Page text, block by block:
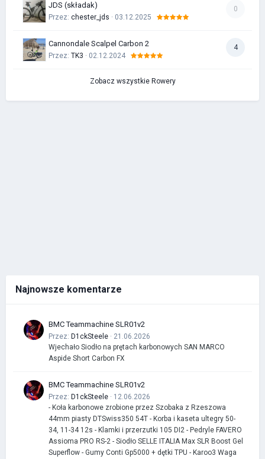
0
JDS (składak)
Przez: chester_jds · 03.12.2025
4
Cannondale Scalpel Carbon 2
Przez: TK3 · 02.12.2024
Zobacz wszystkie Rowery
Najnowsze komentarze
BMC Teammachine SLR01v2
Przez: D1ckSteele · 21.06.2026
Wjechało Siodło na prętach karbonowych SAN MARCO
Aspide Short Carbon FX
BMC Teammachine SLR01v2
Przez: D1ckSteele · 12.06.2026
- Koła karbonowe zrobione przez Szobaka z Rzeszowa
44mm piasty DTSwiss350 54T - Korba i kaseta ultegry 50-
34, 11-34 12s - Klamki i przerzutki 105 DI2 - Pedryle FAVERO
Assioma PRO RS-2 - Siodło SELLE ITALIA Max SLR Boost Gel
Superflow - Gumy Conti Gp5000 + dętki TPU - Karoo3 Waga